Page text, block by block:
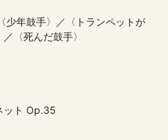
少年鼓手〉／〈トランペットが
〈死んだ鼓手〉
ット Op.35